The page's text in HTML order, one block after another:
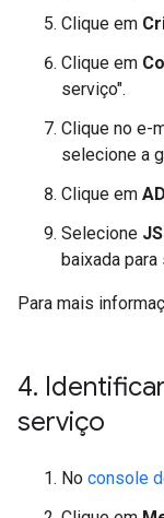
Clique em
Clique em
serviço".
Clique no e-
selecione a
Clique em
Selecione
baixada para
Para mais
4.
serviço
No console